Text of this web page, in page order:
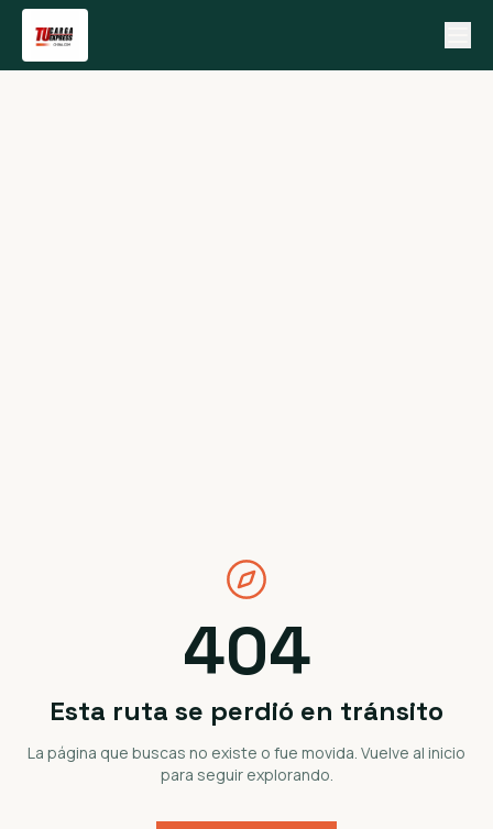
404
Esta ruta se perdió en tránsito
La página que buscas no existe o fue movida. Vuelve al inicio
para seguir explorando.